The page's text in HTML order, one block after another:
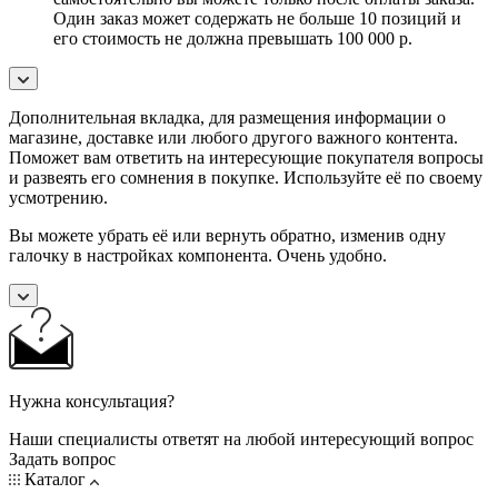
Один заказ может содержать не больше 10 позиций и
его стоимость не должна превышать 100 000 р.
Дополнительная вкладка, для размещения информации о
магазине, доставке или любого другого важного контента.
Поможет вам ответить на интересующие покупателя вопросы
и развеять его сомнения в покупке. Используйте её по своему
усмотрению.
Вы можете убрать её или вернуть обратно, изменив одну
галочку в настройках компонента. Очень удобно.
Нужна консультация?
Наши специалисты ответят на любой интересующий вопрос
Задать вопрос
Каталог